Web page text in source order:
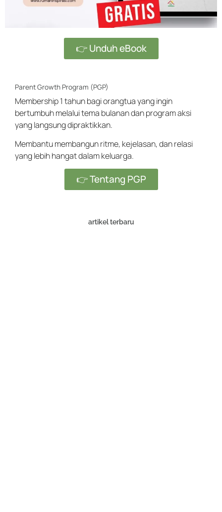
👉 Unduh eBook
Parent Growth Program (PGP)
Membership 1 tahun bagi orangtua yang ingin
bertumbuh melalui tema bulanan dan program aksi
yang langsung dipraktikkan.
Membantu membangun ritme, kejelasan, dan relasi
yang lebih hangat dalam keluarga.
👉 Tentang PGP
artikel terbaru